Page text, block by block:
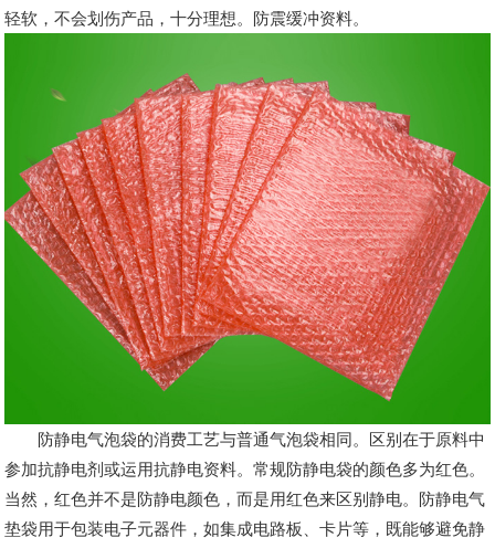
轻软，不会划伤产品，十分理想。防震缓冲资料。
防静电气泡袋的消费工艺与普通气泡袋相同。区别在于原料中
参加抗静电剂或运用抗静电资料。常规防静电袋的颜色多为红色。
当然，红色并不是防静电颜色，而是用红色来区别静电。防静电气
垫袋用于包装电子元器件，如集成电路板、卡片等，既能够避免静